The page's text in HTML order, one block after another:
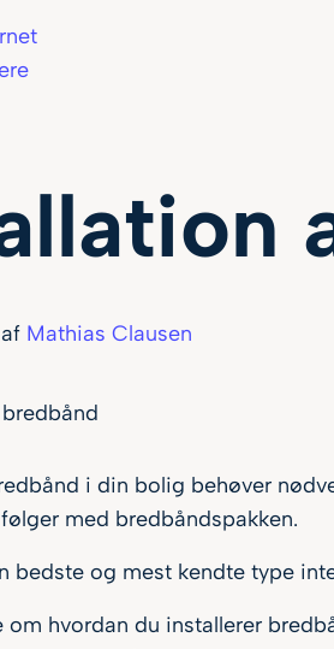
Mathias Clausen
i din bolig behøver
med bredbåndspakken.
bedste og mest kendte type
om hvordan du installerer